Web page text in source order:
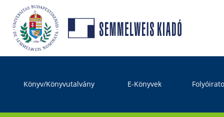
Könyv/Könyvutalvány E-Könyvek